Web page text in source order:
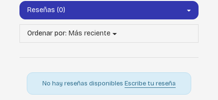
Reseñas (0)
Ordenar por: Más reciente
No hay reseñas disponibles Escribe tu reseña